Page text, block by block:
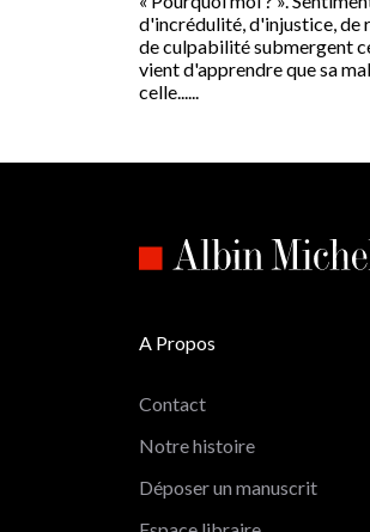
d'incrédulité, d'injustice, de
de culpabilité submergent
vient d'apprendre que sa
celle......
A Propos
Contact
Notre histoire
Déposer un manuscrit